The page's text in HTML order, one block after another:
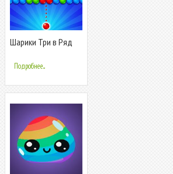
Шарики Три в Ряд
Подробнее...